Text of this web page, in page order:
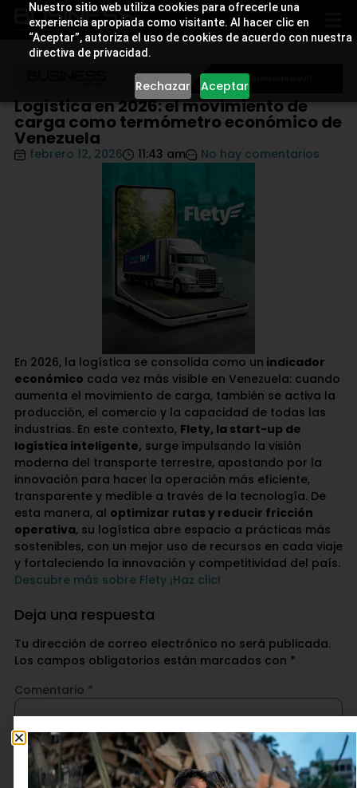
Nuestro sitio web utiliza cookies para ofrecerle una
experiencia apropiada como visitante. Al hacer clic en
“Aceptar”, autoriza el uso de cookies de acuerdo con nuestra
directiva de privacidad.
Rechazar Aceptar
Logística en 2026: el movimiento de
carga como termómetro económico de
Venezuela
febrero 12, 2026 11:43 am No hay comentarios
En 2026, la logística se consolida como un indicador
económico cada vez más visible en Venezuela: cuando
aumenta el movimiento de carga, también se activa la
producción, el comercio y la capacidad de todas las
industrias. En este contexto, Flety, la start-up de
logística inteligente, surge impulsando la visión
moderna del transporte terrestre, apostando por la
innovación para hacer la operación más eficiente,
transparente y medible a través de la tecnología. De
esta manera, al optimizar rutas y reducir fricción
operativa, su logística abre espacio a prácticas más
sostenibles, con un mejor uso de recursos en cada viaje
y fortaleciendo la innovación y competitividad del país.
Descubre más sobre Flety ¡Haz clic!
Deja una respuesta
Tu dirección de correo electrónico no será publicada.
Los campos obligatorios están marcados con *
Comentario *